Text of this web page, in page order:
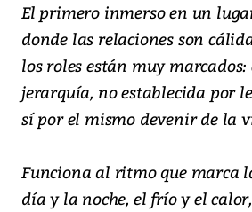
El primero inmerso en un
donde las relaciones son
los roles están muy
jerarquía, no establecida por
sí por el mismo devenir de la
Funciona al ritmo que marca
día y la noche, el frío y el